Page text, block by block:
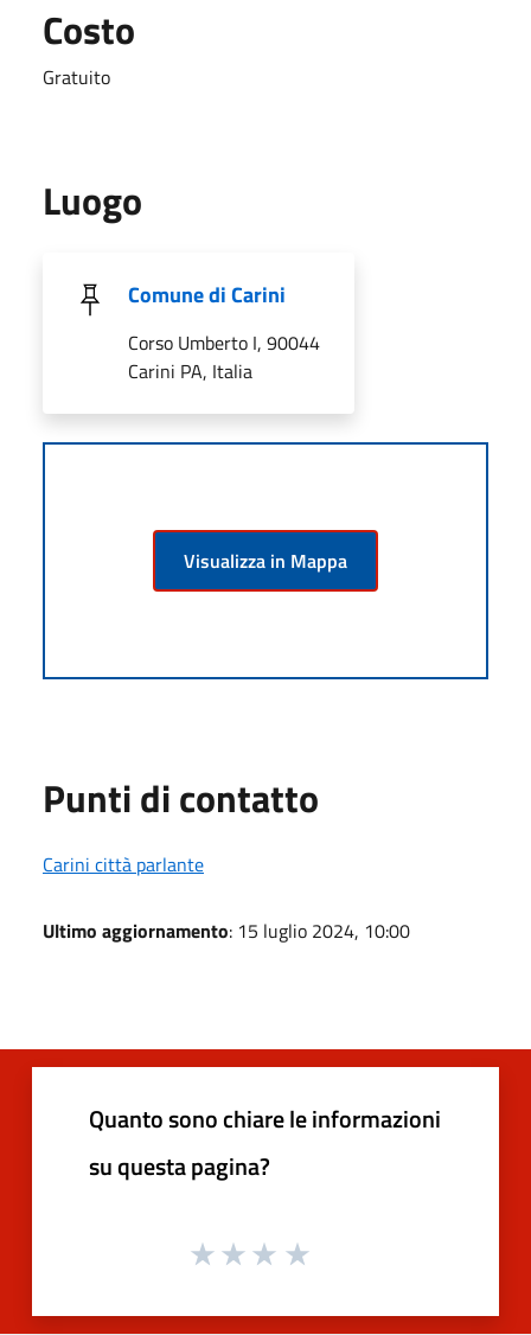
Costo
Gratuito
Luogo
Comune di Carini
Corso Umberto I, 90044
Carini PA, Italia
Visualizza in Mappa
Punti di contatto
Carini città parlante
Ultimo aggiornamento: 15 luglio 2024, 10:00
Quanto sono chiare le informazioni
su questa pagina?